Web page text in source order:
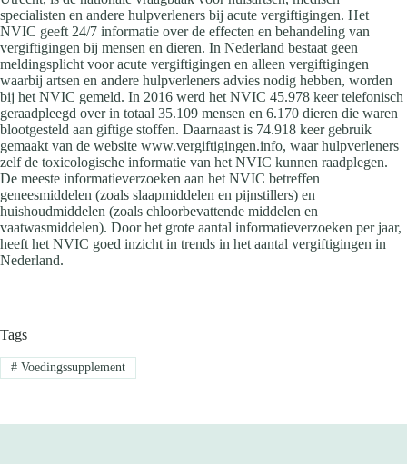
specialisten en andere hulpverleners bij acute vergiftigingen. Het
NVIC geeft 24/7 informatie over de effecten en behandeling van
vergiftigingen bij mensen en dieren. In Nederland bestaat geen
meldingsplicht voor acute vergiftigingen en alleen vergiftigingen
waarbij artsen en andere hulpverleners advies nodig hebben, worden
bij het NVIC gemeld. In 2016 werd het NVIC 45.978 keer telefonisch
geraadpleegd over in totaal 35.109 mensen en 6.170 dieren die waren
blootgesteld aan giftige stoffen. Daarnaast is 74.918 keer gebruik
gemaakt van de website www.vergiftigingen.info, waar hulpverleners
zelf de toxicologische informatie van het NVIC kunnen raadplegen.
De meeste informatieverzoeken aan het NVIC betreffen
geneesmiddelen (zoals slaapmiddelen en pijnstillers) en
huishoudmiddelen (zoals chloorbevattende middelen en
vaatwasmiddelen). Door het grote aantal informatieverzoeken per jaar,
heeft het NVIC goed inzicht in trends in het aantal vergiftigingen in
Nederland.
Tags
#Voedingssupplement